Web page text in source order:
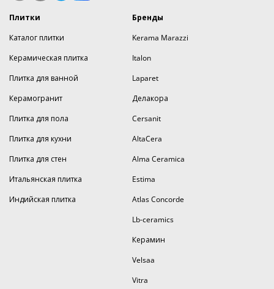
Плитки
Каталог плитки
Керамическая плитка
Плитка для ванной
Керамогранит
Плитка для пола
Плитка для кухни
Плитка для стен
Итальянская плитка
Индийская плитка
Бренды
Kerama Marazzi
Italon
Laparet
Делакора
Cersanit
AltaCera
Alma Ceramica
Estima
Atlas Concorde
Lb-ceramics
Керамин
Velsaa
Vitra